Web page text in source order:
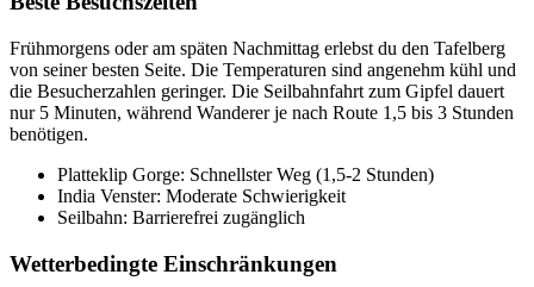
Frühmorgens oder am späten Nachmittag erlebst du den Tafelberg
von seiner besten Seite. Die Temperaturen sind angenehm kühl und
die Besucherzahlen geringer. Die Seilbahnfahrt zum Gipfel dauert
nur 5 Minuten, während Wanderer je nach Route 1,5 bis 3 Stunden
benötigen.
Platteklip Gorge: Schnellster Weg (1,5-2 Stunden)
India Venster: Moderate Schwierigkeit
Seilbahn: Barrierefrei zugänglich
Wetterbedingte Einschränkungen